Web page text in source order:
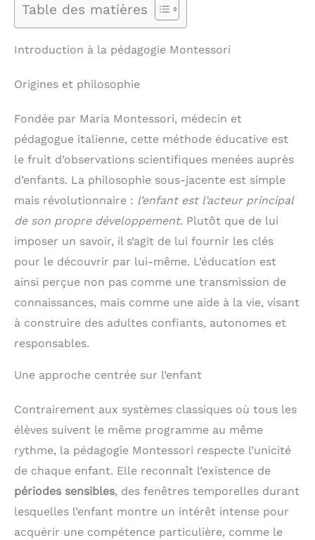
Table des matières
Introduction à la pédagogie Montessori
Origines et philosophie
Fondée par Maria Montessori, médecin et
pédagogue italienne, cette méthode éducative est
le fruit d’observations scientifiques menées auprès
d’enfants. La philosophie sous-jacente est simple
mais révolutionnaire : l’enfant est l’acteur principal
de son propre développement. Plutôt que de lui
imposer un savoir, il s’agit de lui fournir les clés
pour le découvrir par lui-même. L’éducation est
ainsi perçue non pas comme une transmission de
connaissances, mais comme une aide à la vie, visant
à construire des adultes confiants, autonomes et
responsables.
Une approche centrée sur l’enfant
Contrairement aux systèmes classiques où tous les
élèves suivent le même programme au même
rythme, la pédagogie Montessori respecte l’unicité
de chaque enfant. Elle reconnaît l’existence de
périodes sensibles, des fenêtres temporelles durant
lesquelles l’enfant montre un intérêt intense pour
acquérir une compétence particulière, comme le